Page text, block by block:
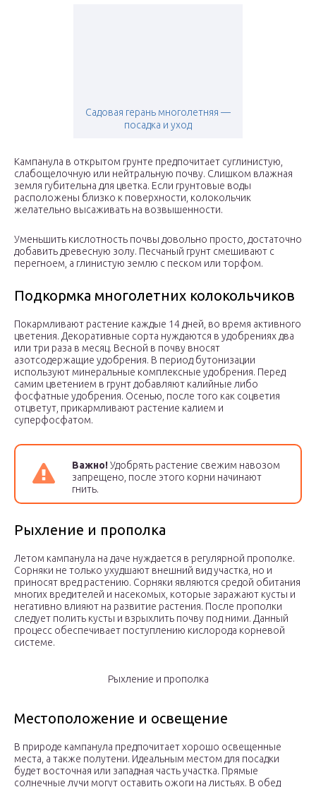
Садовая герань многолетняя —
посадка и уход
Кампанула в открытом грунте предпочитает суглинистую,
слабощелочную или нейтральную почву. Слишком влажная
земля губительна для цветка. Если грунтовые воды
расположены близко к поверхности, колокольчик
желательно высаживать на возвышенности.
Уменьшить кислотность почвы довольно просто, достаточно
добавить древесную золу. Песчаный грунт смешивают с
перегноем, а глинистую землю с песком или торфом.
Подкормка многолетних колокольчиков
Покармливают растение каждые 14 дней, во время активного
цветения. Декоративные сорта нуждаются в удобрениях два
или три раза в месяц. Весной в почву вносят
азотсодержащие удобрения. В период бутонизации
используют минеральные комплексные удобрения. Перед
самим цветением в грунт добавляют калийные либо
фосфатные удобрения. Осенью, после того как соцветия
отцветут, прикармливают растение калием и
суперфосфатом.
Важно!Удобрять растение свежим навозом
запрещено, после этого корни начинают
гнить.
Рыхление и прополка
Летом кампанула на даче нуждается в регулярной прополке.
Сорняки не только ухудшают внешний вид участка, но и
приносят вред растению. Сорняки являются средой обитания
многих вредителей и насекомых, которые заражают кусты и
негативно влияют на развитие растения. После прополки
следует полить кусты и взрыхлить почву под ними. Данный
процесс обеспечивает поступлению кислорода корневой
системе.
Рыхление и прополка
Местоположение и освещение
В природе кампанула предпочитает хорошо освещенные
места, а также полутени. Идеальным местом для посадки
будет восточная или западная часть участка. Прямые
солнечные лучи могут оставить ожоги на листьях. В обед